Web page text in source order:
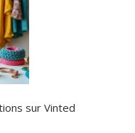
sur Vinted